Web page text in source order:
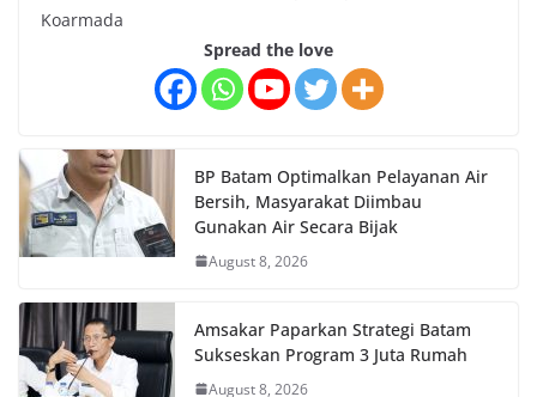
Koarmada
Spread the love
BP Batam Optimalkan Pelayanan Air
Bersih, Masyarakat Diimbau
Gunakan Air Secara Bijak
August 8, 2026
Amsakar Paparkan Strategi Batam
Sukseskan Program 3 Juta Rumah
August 8, 2026